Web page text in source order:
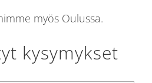
myös Oulussa.
kysymykset